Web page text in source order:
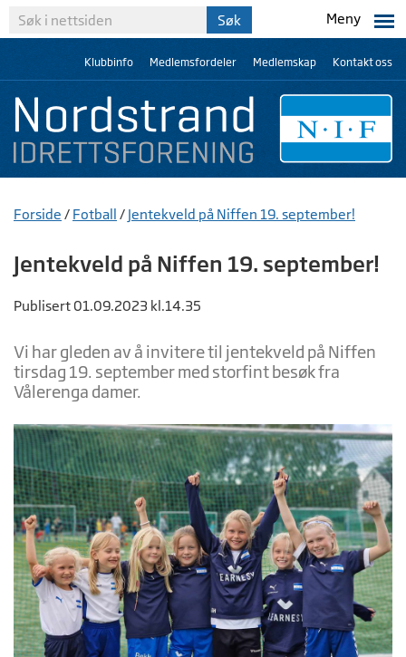
Meny
Klubbinfo Medlemsfordeler Medlemskap Kontakt oss
Forside / Fotball / Jentekveld på Niffen 19. september!
Jentekveld på Niffen 19. september!
Publisert 01.09.2023 kl.14.35
Vi har gleden av å invitere til jentekveld på Niffen
tirsdag 19. september med storfint besøk fra
Vålerenga damer.